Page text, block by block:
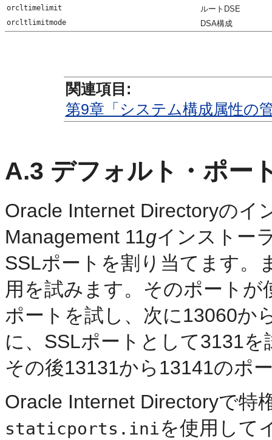
orcltimelimit ルートDSE
orcltlimitmode DSA構成
関連項目:
第9章「システム構成属性の
A.3 デフォルト・ポー
Oracle Internet Directoryのイ
Management 11gインストー
SSLポートを割り当てます。
用を試みます。そのポート
ポートを試し、次に13060か
に、SSLポートとして3131を
その後13131から13141のポ
Oracle Internet Directoryで特
staticports.iniを使用して